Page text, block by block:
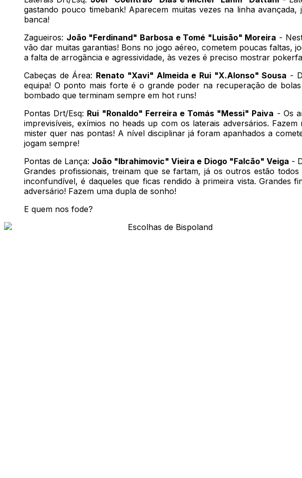
gastando pouco timebank! Aparecem muitas vezes na linha
banca!
Zagueiros: João "Ferdinand" Barbosa e Tomé "Luisão" Moreira -
vão dar muitas garantias! Bons no jogo aéreo, cometem poucas faltas,
a falta de arrogância e agressividade, às vezes é preciso mostrar
Cabeças de Área: Renato "Xavi" Almeida e Rui "X.Alonso" Sousa -
equipa! O ponto mais forte é o grande poder na recuperação de
bombado que terminam sempre em hot runs!
Pontas Drt/Esq: Rui "Ronaldo" Ferreira e Tomás "Messi" Paiva - Os
imprevisíveis, exímios no heads up com os laterais adversários.
mister quer nas pontas! A nível disciplinar já foram apanhados a
jogam sempre!
Pontas de Lança: João "Ibrahimovic" Vieira e Diogo "Falcão" Veiga -
Grandes profissionais, treinam que se fartam, já os outros estão
inconfundível, é daqueles que ficas rendido à primeira vista.
adversário! Fazem uma dupla de sonho!
E quem nos fode?